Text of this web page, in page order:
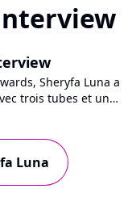
Sheryfa Luna a
trois tubes et un
platine. De la
ses
les expériences
mois. Sheryfa...
Luna